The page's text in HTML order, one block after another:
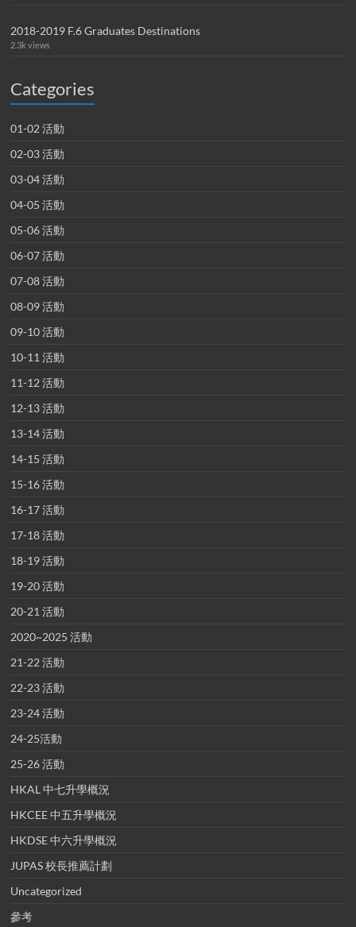
2018-2019 F.6 Graduates Destinations
2.3k views
Categories
01-02 活動
02-03 活動
03-04 活動
04-05 活動
05-06 活動
06-07 活動
07-08 活動
08-09 活動
09-10 活動
10-11 活動
11-12 活動
12-13 活動
13-14 活動
14-15 活動
15-16 活動
16-17 活動
17-18 活動
18-19 活動
19-20 活動
20-21 活動
2020~2025 活動
21-22 活動
22-23 活動
23-24 活動
24-25活動
25-26 活動
HKAL 中七升學概況
HKCEE 中五升學概況
HKDSE 中六升學概況
JUPAS 校長推薦計劃
Uncategorized
參考